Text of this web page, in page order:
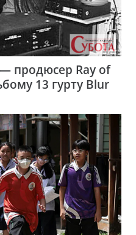
продюсер Ray of
13 гурту Blur